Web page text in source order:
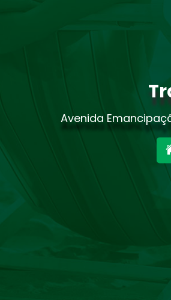
Avenida